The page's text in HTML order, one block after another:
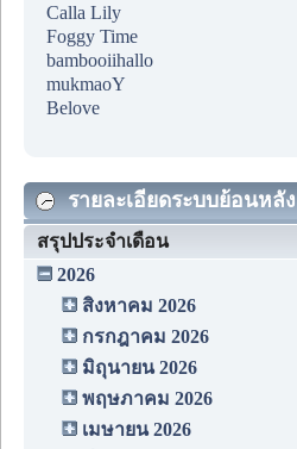
Calla Lily
Foggy Time
bambooiihallo
mukmaoY
Belove
รายละเอียดระบบย้อนหลัง
สรุปประจำเดือน
2026
สิงหาคม 2026
กรกฎาคม 2026
มิถุนายน 2026
พฤษภาคม 2026
เมษายน 2026